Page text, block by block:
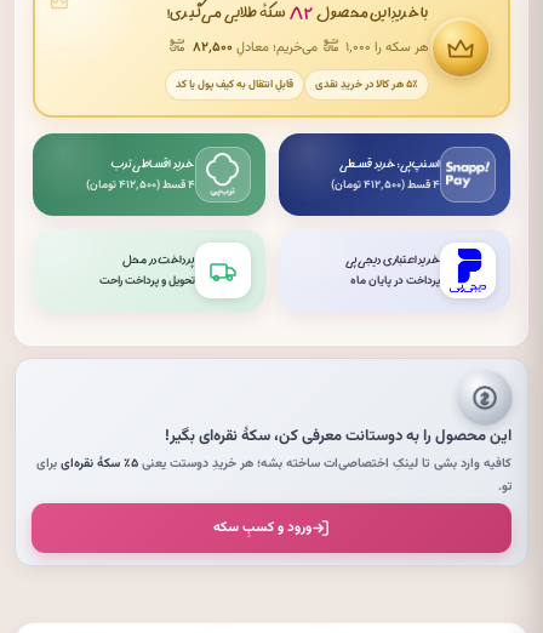
با خریدِ این محصول ۸۲ سکهٔ طلایی می‌گیری!
هر سکه را ۱٬۰۰۰ می‌خریم؛ معادلِ۸۲٬۵۰۰
۵٪ هر کالا در خریدِ نقدی قابلِ انتقال به کیف پول یا کد
اسنپ‌پی: خرید قسطی
۴ قسط (۴۱۲٬۵۰۰ تومان)
خرید اقساطی ترب
۴ قسط (۴۱۲٬۵۰۰ تومان)
خرید اعتباری دیجی‌پی
پرداخت در پایان ماه
پرداخت در محل
تحویل و پرداخت راحت
این محصول را به دوستانت معرفی کن،سکهٔ نقره‌ایبگیر!
کافیه وارد بشی تا لینکِ اختصاصی‌ات ساخته بشه؛ هر خریدِ دوستت یعنی۵٪ سکهٔ نقره‌ای
برای
تو.
ورود و کسبِ سکه